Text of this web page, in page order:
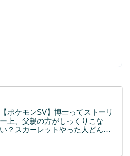
【ポケモンSV】博士ってストーリ
ー上、父親の方がしっくりこな
い？スカーレットやった人どんな